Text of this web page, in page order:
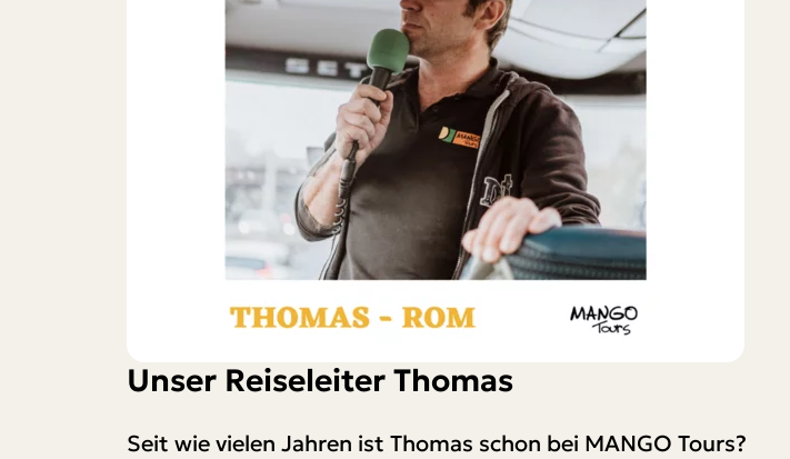
Unser Reiseleiter Thomas
Seit wie vielen Jahren ist Thomas schon bei MANGO Tours?